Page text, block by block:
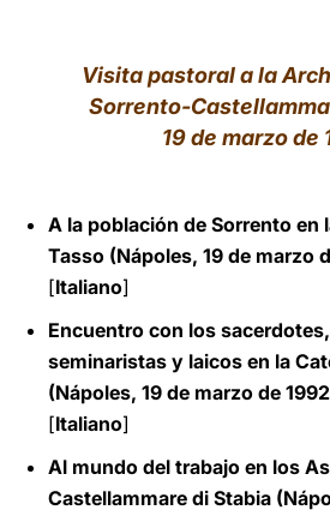
Visita pastoral a la
Sorrento-
19 de marzo de
A la población de Sorrento en
Tasso (Nápoles, 19 de marzo
[Italiano]
Encuentro con los
seminaristas y laicos en la
(Nápoles, 19 de marzo de
[Italiano]
Al mundo del trabajo en los
Castellammare di Stabia